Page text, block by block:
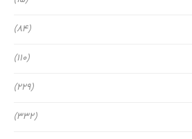
(84)
(110)
(229)
(332)